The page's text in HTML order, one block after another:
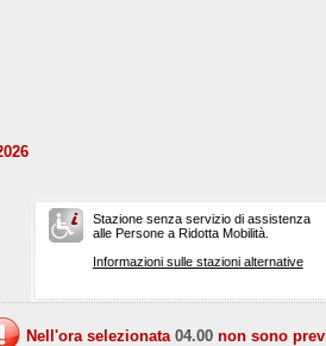
Stazione senza servizio di assistenza
alle Persone a Ridotta Mobilità.
Informazioni sulle stazioni alternative
Nell'ora selezionata 04.00 non sono